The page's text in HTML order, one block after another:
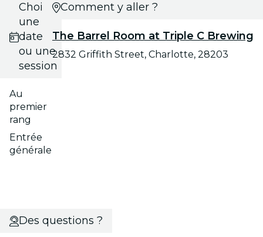
Choisis
une
date
ou une
session
Au
premier
rang
Entrée
générale
Comment y aller ?
The Barrel Room at Triple C Brewing
2832 Griffith Street, Charlotte, 28203
Des questions ?